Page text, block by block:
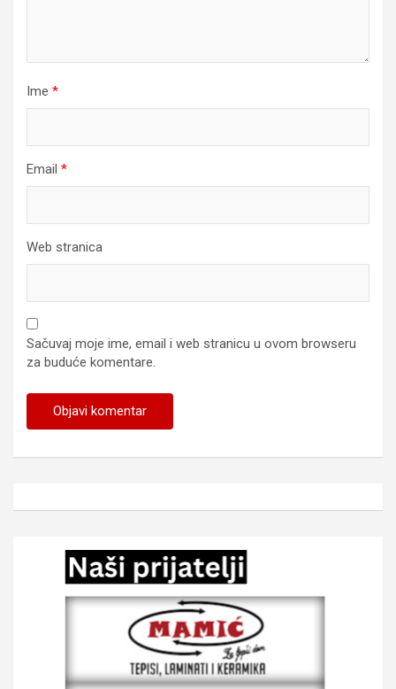
Ime *
Email *
Web stranica
Sačuvaj moje ime, email i web stranicu u ovom browseru
za buduće komentare.